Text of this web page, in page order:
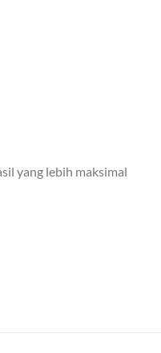
yang lebih maksimal